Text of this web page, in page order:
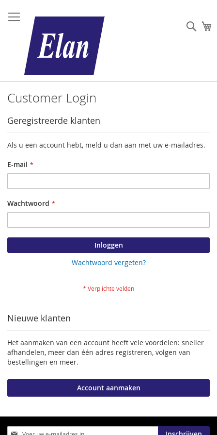
Customer Login
Geregistreerde klanten
Als u een account hebt, meld u dan aan met uw e-mailadres.
E-mail
Wachtwoord
Inloggen
Wachtwoord vergeten?
Nieuwe klanten
Het aanmaken van een account heeft vele voordelen: sneller
afhandelen, meer dan één adres registreren, volgen van
bestellingen en meer.
Account aanmaken
Abonneer